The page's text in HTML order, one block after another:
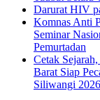
Darurat HIV
Komnas Anti
Seminar
Pemurtadan
Cetak
Barat Siap
Siliwangi 2026